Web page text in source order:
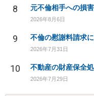
8 元不倫相手への損
2026年8月6日
9 不倫の慰謝料請求
2026年7月31日
10 不動産の財産保全
2026年7月29日